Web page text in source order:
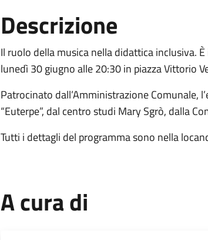
Descrizione
Il ruolo della musica nella didattica inclusiva.
lunedì 30 giugno alle 20:30 in piazza Vittorio
Patrocinato dall’Amministrazione Comunale,
“Euterpe”, dal centro studi Mary Sgrò, dalla
Tutti i dettagli del programma sono nella
A cura di